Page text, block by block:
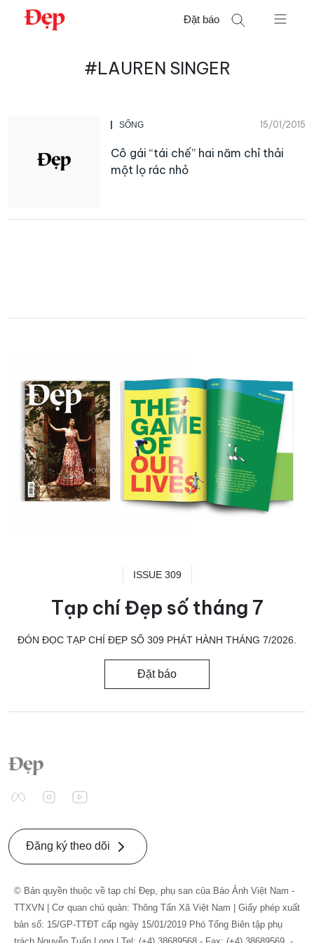
Chuyển
Đặt báo
#LAUREN SINGER
SỐNG 15/01/2015
Cô gái “tái chế” hai năm chỉ thải
một lọ rác nhỏ
ISSUE 309
Tạp chí Đẹp số tháng 7
ĐÓN ĐỌC TẠP CHÍ ĐẸP SỐ 309 PHÁT HÀNH THÁNG 7/2026.
Đặt báo
Đăng ký theo dõi
© Bản quyền thuộc về tạp chí Đẹp, phụ san của Báo Ảnh Việt Nam -
TTXVN | Cơ quan chủ quản: Thông Tấn Xã Việt Nam | Giấy phép xuất
bản số: 15/GP-TTĐT cấp ngày 15/01/2019 Phó Tổng Biên tập phụ